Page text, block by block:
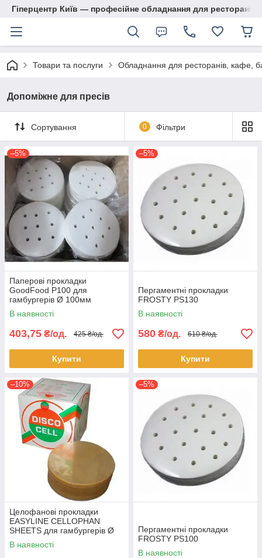
Гіперцентр Київ — професійне обладнання для ресторанів,
Товари та послуги Обладнання для ресторанів, кафе,
Допоміжне для пресів
Сортування 0 Фільтри
–5%
Паперові прокладки
GoodFood P100 для
гамбургерів Ø 100мм
В наявності
403,75 ₴/од. 425 ₴/од.
Купити
–5%
Пергаментні прокладки
FROSTY PS130
В наявності
580 ₴/од. 610 ₴/од.
Купити
–10%
Целофанові прокладки
EASYLINE CELLOPHAN
SHEETS для гамбургерів Ø
130мм
В наявності
–5%
Пергаментні прокладки
FROSTY PS100
В наявності